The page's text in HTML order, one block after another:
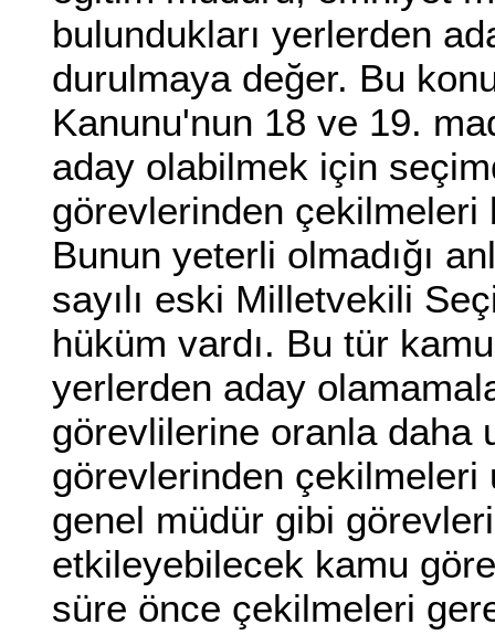
bulundukları yerlerden
durulmaya değer. Bu
Kanunu'nun 18 ve 19.
aday olabilmek için
görevlerinden
Bunun yeterli olmadığı
sayılı eski Milletvekili
hüküm vardı. Bu tür
yerlerden aday
görevlilerine oranla daha
görevlerinden çekilmeleri
genel müdür gibi
etkileyebilecek kamu
süre önce çekilmeleri